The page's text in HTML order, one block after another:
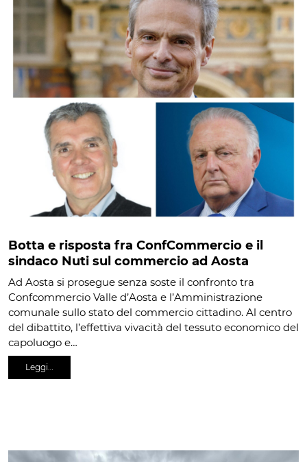
Botta e risposta fra ConfCommercio e il
sindaco Nuti sul commercio ad Aosta
Ad Aosta si prosegue senza soste il confronto tra
Confcommercio Valle d’Aosta e l’Amministrazione
comunale sullo stato del commercio cittadino. Al centro
del dibattito, l’effettiva vivacità del tessuto economico del
capoluogo e…
Leggi…